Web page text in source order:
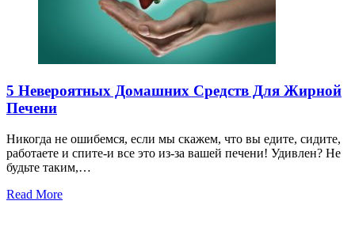
5 Невероятных Домашних Средств Для Жирной
Печени
Никогда не ошибемся, если мы скажем, что вы едите, сидите,
работаете и спите-и все это из-за вашей печени! Удивлен? Не
будьте таким,…
Read More